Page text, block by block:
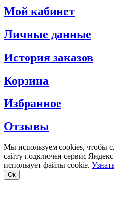
Мой кабинет
Личные данные
История заказов
Корзина
Избранное
Отзывы
Мы используем cookies, чтобы
сайту подключен сервис
использует файлы cookie.
Oк